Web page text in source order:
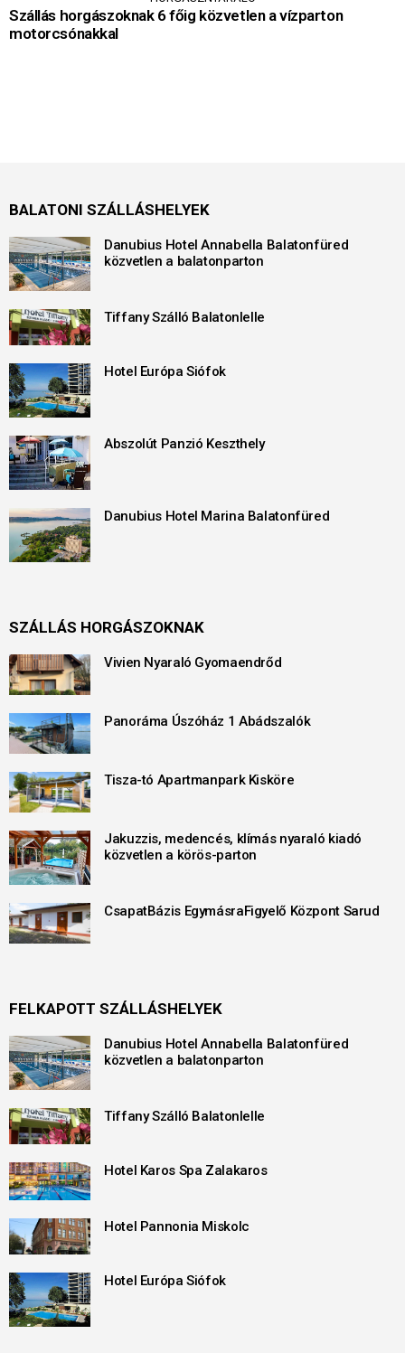
Szállás horgászoknak 6 főig közvetlen a vízparton
motorcsónakkal
BALATONI SZÁLLÁSHELYEK
Danubius Hotel Annabella Balatonfüred
közvetlen a balatonparton
Tiffany Szálló Balatonlelle
Hotel Európa Siófok
Abszolút Panzió Keszthely
Danubius Hotel Marina Balatonfüred
SZÁLLÁS HORGÁSZOKNAK
Vivien Nyaraló Gyomaendrőd
Panoráma Úszóház 1 Abádszalók
Tisza-tó Apartmanpark Kisköre
Jakuzzis, medencés, klímás nyaraló kiadó
közvetlen a körös-parton
CsapatBázis EgymásraFigyelő Központ Sarud
FELKAPOTT SZÁLLÁSHELYEK
Danubius Hotel Annabella Balatonfüred
közvetlen a balatonparton
Tiffany Szálló Balatonlelle
Hotel Karos Spa Zalakaros
Hotel Pannonia Miskolc
Hotel Európa Siófok